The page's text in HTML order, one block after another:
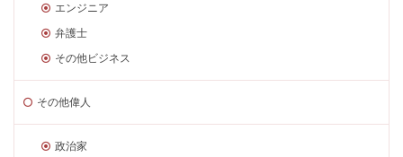
エンジニア
弁護士
その他ビジネス
その他偉人
政治家